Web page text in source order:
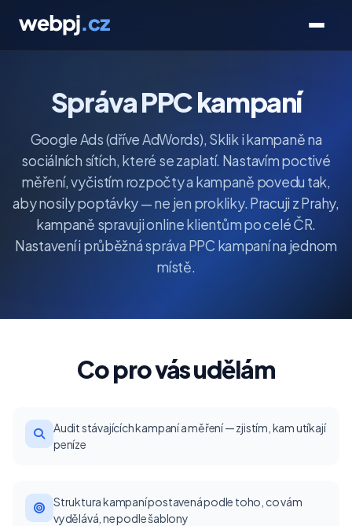
Správa PPC kampaní
Google Ads (dříve AdWords), Sklik i kampaně na
sociálních sítích, které se zaplatí. Nastavím poctivé
měření, vyčistím rozpočty a kampaně povedu tak,
aby nosily poptávky — ne jen prokliky. Pracuji z Prahy,
kampaně spravuji online klientům po celé ČR.
Nastavení i průběžná správa PPC kampaní na jednom
místě.
Co pro vás udělám
Audit stávajících kampaní a měření — zjistím, kam utíkají
peníze
Struktura kampaní postavená podle toho, co vám
vydělává, ne podle šablony